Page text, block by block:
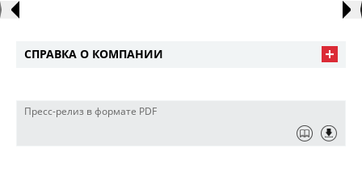
СПРАВКА О КОМПАНИИ
Пресс-релиз в формате PDF